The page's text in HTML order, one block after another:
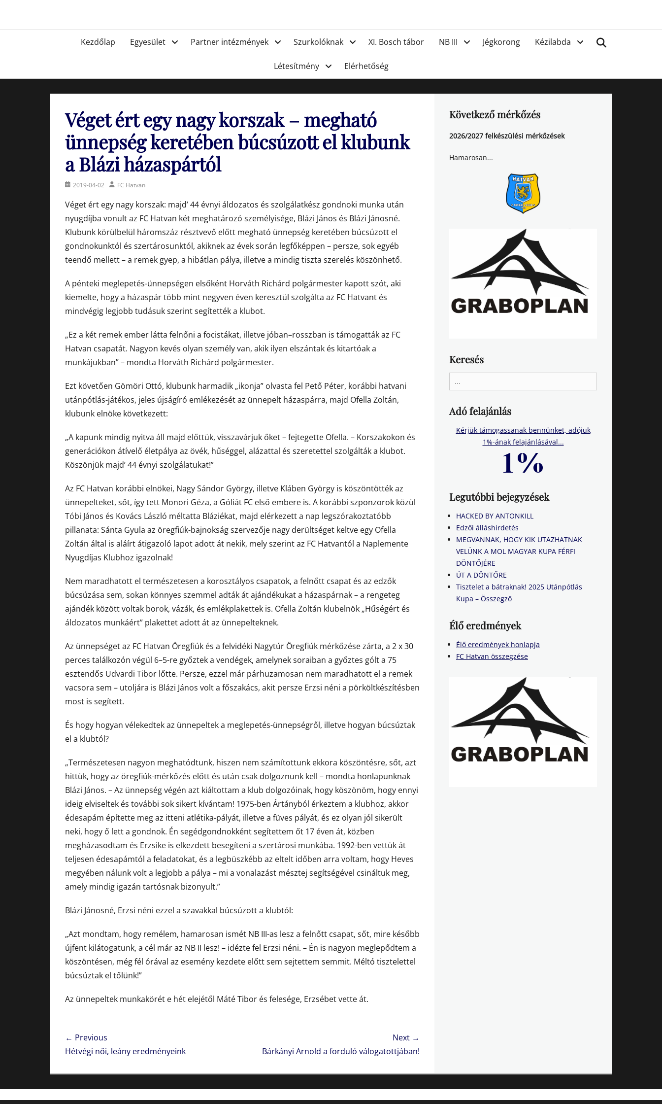
FC Hatvan
PrimaryKezdőlap Egyesület Partner intézmények Szurkolóknak XI. Bosch tábor NB III Jégkorong Kézilabda
Létesítmény Elérhetőség
Véget ért egy nagy korszak – megható
ünnepség keretében búcsúzott el klubunk
a Blázi házaspártól
Posted2019-04-02 AuthorFC Hatvan
Véget ért egy nagy korszak: majd’ 44 évnyi áldozatos és szolgálatkész gondnoki munka után
nyugdíjba vonult az FC Hatvan két meghatározó személyisége, Blázi János és Blázi Jánosné.
Klubunk körülbelül háromszáz résztvevő előtt megható ünnepség keretében búcsúzott el
gondnokunktól és szertárosunktól, akiknek az évek során legfőképpen – persze, sok egyéb
teendő mellett – a remek gyep, a hibátlan pálya, illetve a mindig tiszta szerelés köszönhető.
A pénteki meglepetés-ünnepségen elsőként Horváth Richárd polgármester kapott szót, aki
kiemelte, hogy a házaspár több mint negyven éven keresztül szolgálta az FC Hatvant és
mindvégig legjobb tudásuk szerint segítették a klubot.
„Ez a két remek ember látta felnőni a focistákat, illetve jóban–rosszban is támogatták az FC
Hatvan csapatát. Nagyon kevés olyan személy van, akik ilyen elszántak és kitartóak a
munkájukban” – mondta Horváth Richárd polgármester.
Ezt követően Gömöri Ottó, klubunk harmadik „ikonja” olvasta fel Pető Péter, korábbi hatvani
utánpótlás-játékos, jeles újságíró emlékezését az ünnepelt házaspárra, majd Ofella Zoltán,
klubunk elnöke következett:
„A kapunk mindig nyitva áll majd előttük, visszavárjuk őket – fejtegette Ofella. – Korszakokon és
generációkon átívelő életpálya az övék, hűséggel, alázattal és szeretettel szolgálták a klubot.
Köszönjük majd’ 44 évnyi szolgálatukat!”
Az FC Hatvan korábbi elnökei, Nagy Sándor György, illetve Kláben György is köszöntötték az
ünnepelteket, sőt, így tett Monori Géza, a Góliát FC első embere is. A korábbi szponzorok közül
Tóbi János és Kovács László méltatta Bláziékat, majd elérkezett a nap legszórakoztatóbb
pillanata: Sánta Gyula az öregfiúk-bajnokság szervezője nagy derültséget keltve egy Ofella
Zoltán által is aláírt átigazoló lapot adott át nekik, mely szerint az FC Hatvantól a Naplemente
Nyugdíjas Klubhoz igazolnak!
Nem maradhatott el természetesen a korosztályos csapatok, a felnőtt csapat és az edzők
búcsúzása sem, sokan könnyes szemmel adták át ajándékukat a házaspárnak – a rengeteg
ajándék között voltak borok, vázák, és emlékplakettek is. Ofella Zoltán klubelnök „Hűségért és
áldozatos munkáért” plakettet adott át az ünnepelteknek.
Az ünnepséget az FC Hatvan Öregfiúk és a felvidéki Nagytúr Öregfiúk mérkőzése zárta, a 2 x 30
perces találkozón végül 6–5-re győztek a vendégek, amelynek soraiban a győztes gólt a 75
esztendős Udvardi Tibor lőtte. Persze, ezzel már párhuzamosan nem maradhatott el a remek
vacsora sem – utoljára is Blázi János volt a főszakács, akit persze Erzsi néni a pörköltkészítésben
most is segített.
És hogy hogyan vélekedtek az ünnepeltek a meglepetés-ünnepségről, illetve hogyan búcsúztak
el a klubtól?
„Természetesen nagyon meghatódtunk, hiszen nem számítottunk ekkora köszöntésre, sőt, azt
hittük, hogy az öregfiúk-mérkőzés előtt és után csak dolgoznunk kell – mondta honlapunknak
Blázi János. – Az ünnepség végén azt kiáltottam a klub dolgozóinak, hogy köszönöm, hogy ennyi
ideig elviseltek és további sok sikert kívántam! 1975-ben Ártányból érkeztem a klubhoz, akkor
édesapám építette meg az itteni atlétika-pályát, illetve a füves pályát, és ez olyan jól sikerült
neki, hogy ő lett a gondnok. Én segédgondnokként segítettem őt 17 éven át, közben
megházasodtam és Erzsike is elkezdett besegíteni a szertárosi munkába. 1992-ben vettük át
teljesen édesapámtól a feladatokat, és a legbüszkébb az eltelt időben arra voltam, hogy Heves
megyében nálunk volt a legjobb a pálya – mi a vonalazást mésztej segítségével csináltuk meg,
amely mindig igazán tartósnak bizonyult.”
Blázi Jánosné, Erzsi néni ezzel a szavakkal búcsúzott a klubtól:
„Azt mondtam, hogy remélem, hamarosan ismét NB III-as lesz a felnőtt csapat, sőt, mire később
újfent kilátogatunk, a cél már az NB II lesz! – idézte fel Erzsi néni. – Én is nagyon meglepődtem a
köszöntésen, még fél órával az esemény kezdete előtt sem sejtettem semmit. Méltó tisztelettel
búcsúztak el tőlünk!”
Az ünnepeltek munkakörét e hét elejétől Máté Tibor és felesége, Erzsébet vette át.
Bejegyzés
navigáció
← Previous
Previous
Hétvégi női, leány eredményeink
Next →
Bárkányi Arnold a forduló válogatottjában!
Következő mérkőzés
2026/2027 felkészülési mérkőzések
Hamarosan...
Keresés
for:
Adó felajánlás
Kérjük támogassanak bennünket, adójuk
1%-ának felajánlásával...
Legutóbbi bejegyzések
HACKED BY ANTONKILL
Edzői álláshirdetés
MEGVANNAK, HOGY KIK UTAZHATNAK
VELÜNK A MOL MAGYAR KUPA FÉRFI
DÖNTŐJÉRE
ÚT A DÖNTŐRE
Tisztelet a bátraknak! 2025 Utánpótlás
Kupa – Összegző
Élő eredmények
Élő eredmények honlapja
FC Hatvan összegzése